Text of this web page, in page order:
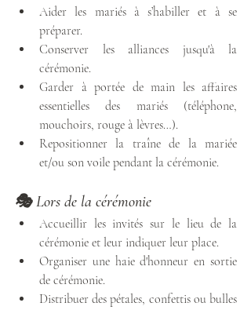
Aider les mariés à s’habiller et à se
préparer.
Conserver les alliances jusqu'à la
cérémonie.
Garder à portée de main les affaires
essentielles des mariés (téléphone,
mouchoirs, rouge à lèvres…).
Repositionner la traîne de la mariée
et/ou son voile pendant la cérémonie.
🎭 Lors de la cérémonie
Accueillir les invités sur le lieu de la
cérémonie et leur indiquer leur place.
Organiser une haie d'honneur en sortie
de cérémonie.
Distribuer des pétales, confettis ou bulles